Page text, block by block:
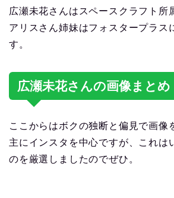
広瀬未花さんはスペースクラフト所
アリスさん姉妹はフォスタープラス
す。
広瀬未花さんの画像まとめ
ここからはボクの独断と偏見で画像
主にインスタを中心ですが、これは
のを厳選しましたのでぜひ。